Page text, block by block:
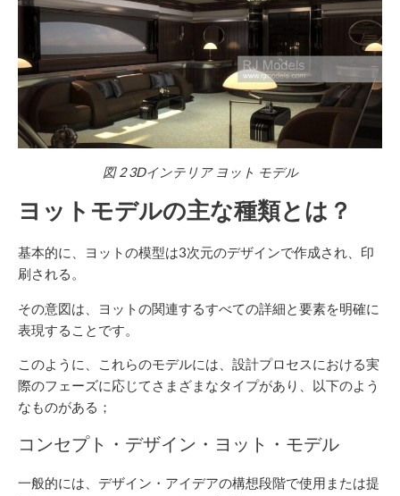
図23Dインテリア ヨット モデル
ヨットモデルの主な種類とは？
基本的に、ヨットの模型は3次元のデザインで作成され、印
刷される。
その意図は、ヨットの関連するすべての詳細と要素を明確に
表現することです。
このように、これらのモデルには、設計プロセスにおける実
際のフェーズに応じてさまざまなタイプがあり、以下のよう
なものがある；
コンセプト・デザイン・ヨット・モデル
一般的には、デザイン・アイデアの構想段階で使用または提